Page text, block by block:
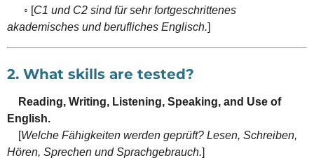
◦ [C1 und C2 sind für sehr fortgeschrittenes
akademisches und berufliches Englisch.]
2. What skills are tested?
Reading, Writing, Listening, Speaking, and Use of
English.
[Welche Fähigkeiten werden geprüft? Lesen, Schreiben,
Hören, Sprechen und Sprachgebrauch.]